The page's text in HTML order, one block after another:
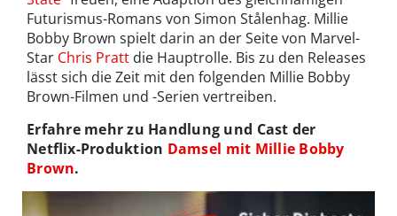
Futurismus-Romans von Simon Stålenhag. Millie
Bobby Brown spielt darin an der Seite von Marvel-
Star Chris Pratt die Hauptrolle. Bis zu den Releases
lässt sich die Zeit mit den folgenden Millie Bobby
Brown-Filmen und -Serien vertreiben.
Erfahre mehr zu Handlung und Cast der
Netflix-Produktion Damsel mit Millie Bobby
Brown.